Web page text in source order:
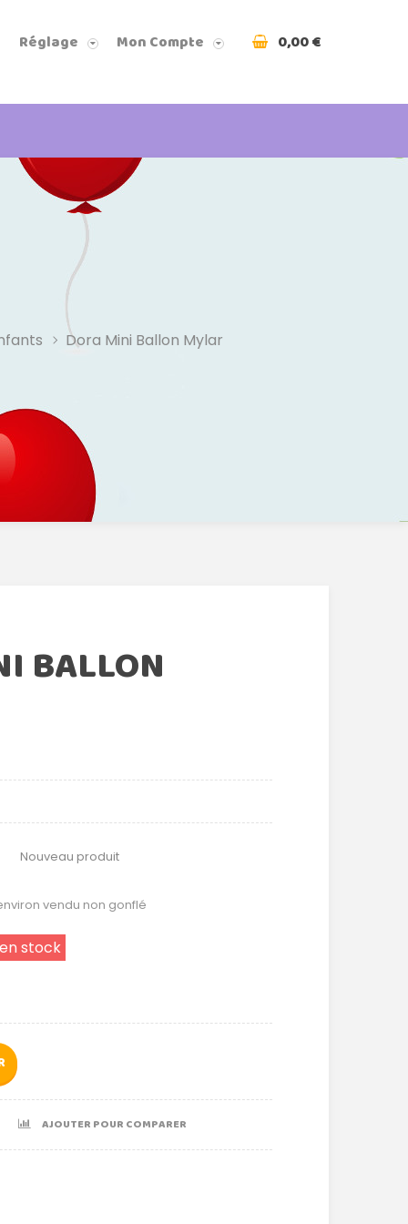
Réglage Mon Compte 0,00 €
Dora Mini Ballon Mylar
BALLON
Nouveau produit
vendu non gonflé
stock
AJOUTER POUR COMPARER